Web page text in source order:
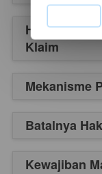
Hak Mahful
Klaim
Mekanisme
Batalnya
Kewajiban